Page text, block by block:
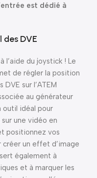
est dédié à
DVE
l’aide du joystick ! Le
de régler la position
sur l’ATEM
au générateur
outil idéal pour
une vidéo en
positionnez vos
un effet d’image
également à
et à marquer les